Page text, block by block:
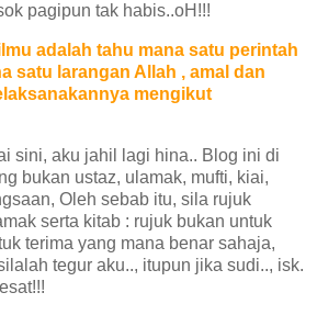
pagipun tak habis..oH!!!
adalah tahu mana satu perintah
satu larangan Allah , amal dan
mengikut
sini, aku jahil lagi hina.. Blog ini di
bukan ustaz, ulamak, mufti, kiai,
Oleh sebab itu, sila rujuk
serta kitab : rujuk bukan untuk
terima yang mana benar sahaja,
tegur aku.., itupun jika sudi.., isk.